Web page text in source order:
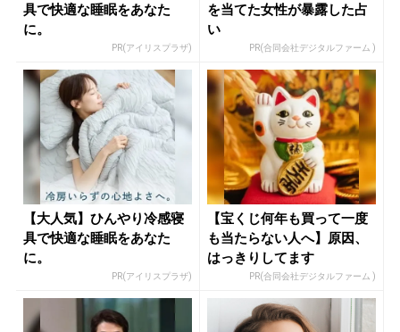
具で快適な睡眠をあなた
に。
PR(アイリスプラザ)
を当てた女性が暴露した占
い
PR(合同会社デジタルファーム )
【大人気】ひんやり冷感寝
具で快適な睡眠をあなた
に。
PR(アイリスプラザ)
【宝くじ何年も買って一度
も当たらない人へ】原因、
はっきりしてます
PR(合同会社デジタルファーム )